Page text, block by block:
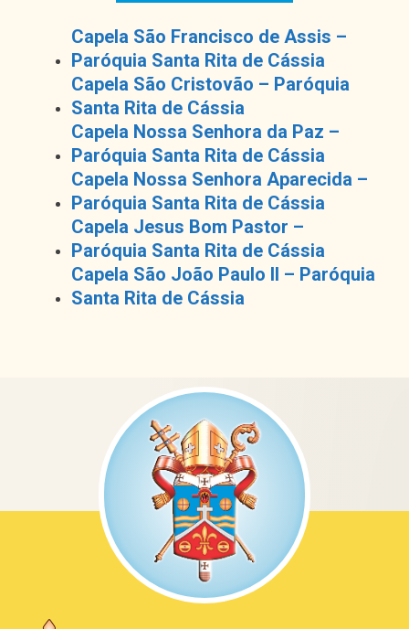
Capela São Francisco de Assis –
Paróquia Santa Rita de Cássia
Capela São Cristovão – Paróquia
Santa Rita de Cássia
Capela Nossa Senhora da Paz –
Paróquia Santa Rita de Cássia
Capela Nossa Senhora Aparecida –
Paróquia Santa Rita de Cássia
Capela Jesus Bom Pastor –
Paróquia Santa Rita de Cássia
Capela São João Paulo II – Paróquia
Santa Rita de Cássia